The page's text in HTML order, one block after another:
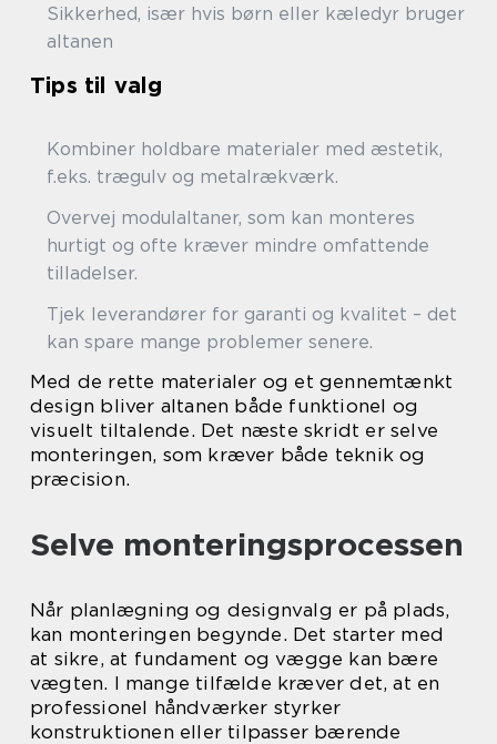
Sikkerhed, især hvis børn eller kæledyr bruger
altanen
Tips til valg
Kombiner holdbare materialer med æstetik,
f.eks. trægulv og metalrækværk.
Overvej modulaltaner, som kan monteres
hurtigt og ofte kræver mindre omfattende
tilladelser.
Tjek leverandører for garanti og kvalitet – det
kan spare mange problemer senere.
Med de rette materialer og et gennemtænkt
design bliver altanen både funktionel og
visuelt tiltalende. Det næste skridt er selve
monteringen, som kræver både teknik og
præcision.
Selve monteringsprocessen
Når planlægning og designvalg er på plads,
kan monteringen begynde. Det starter med
at sikre, at fundament og vægge kan bære
vægten. I mange tilfælde kræver det, at en
professionel håndværker styrker
konstruktionen eller tilpasser bærende